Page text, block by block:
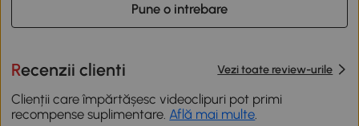
Pune o intrebare
Recenzii clienti Vezi toate review-urile
Clienții care împărtășesc videoclipuri pot primi
recompense suplimentare. Află mai multe.